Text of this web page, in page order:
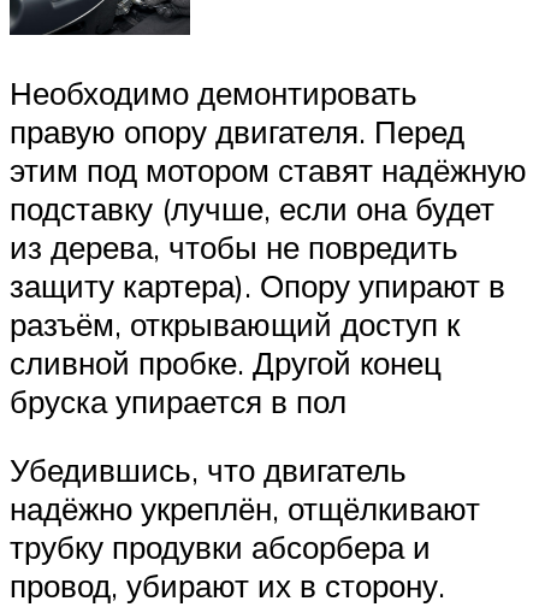
Необходимо демонтировать
правую опору двигателя. Перед
этим под мотором ставят надёжную
подставку (лучше, если она будет
из дерева, чтобы не повредить
защиту картера). Опору упирают в
разъём, открывающий доступ к
сливной пробке. Другой конец
бруска упирается в пол
Убедившись, что двигатель
надёжно укреплён, отщёлкивают
трубку продувки абсорбера и
провод, убирают их в сторону.